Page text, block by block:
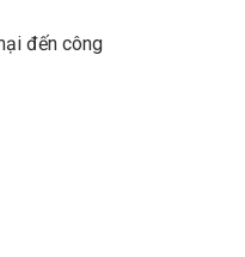
đến công